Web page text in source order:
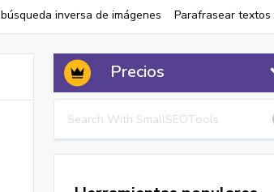
búsqueda inversa de imágenes Parafrasear textos
Precios